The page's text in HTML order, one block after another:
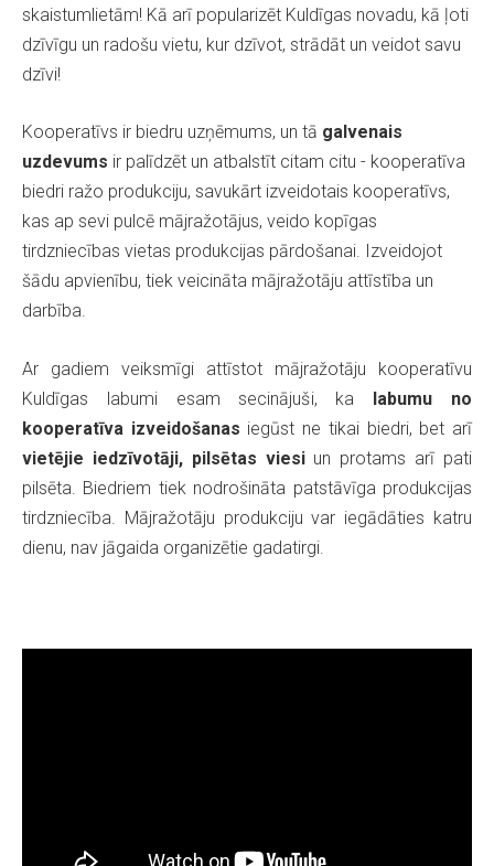
skaistumlietām! Kā arī popularizēt Kuldīgas novadu, kā ļoti
dzīvīgu un radošu vietu, kur dzīvot, strādāt un veidot savu
dzīvi!
Kooperatīvs ir biedru uzņēmums, un tā galvenais
uzdevums ir palīdzēt un atbalstīt citam citu - kooperatīva
biedri ražo produkciju, savukārt izveidotais kooperatīvs,
kas ap sevi pulcē mājražotājus, veido kopīgas
tirdzniecības vietas produkcijas pārdošanai. Izveidojot
šādu apvienību, tiek veicināta mājražotāju attīstība un
darbība.
Ar gadiem veiksmīgi attīstot mājražotāju kooperatīvu
Kuldīgas labumi esam secinājuši, ka labumu no
kooperatīva izveidošanas iegūst ne tikai biedri, bet arī
vietējie iedzīvotāji, pilsētas viesi un protams arī pati
pilsēta. Biedriem tiek nodrošināta patstāvīga produkcijas
tirdzniecība. Mājražotāju produkciju var iegādāties katru
dienu, nav jāgaida organizētie gadatirgi.